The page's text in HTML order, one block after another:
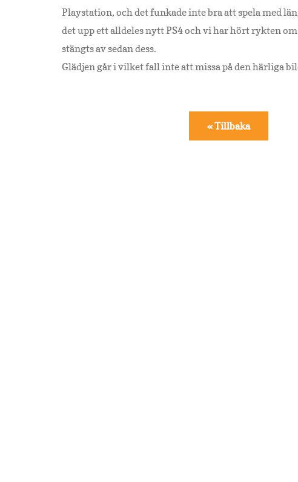
Playstation, och det funkade inte bra att spela med
det upp ett alldeles nytt PS4 och vi har hört rykten
stängts av sedan dess.
Glädjen går i vilket fall inte att missa på den härliga
« Tillbaka